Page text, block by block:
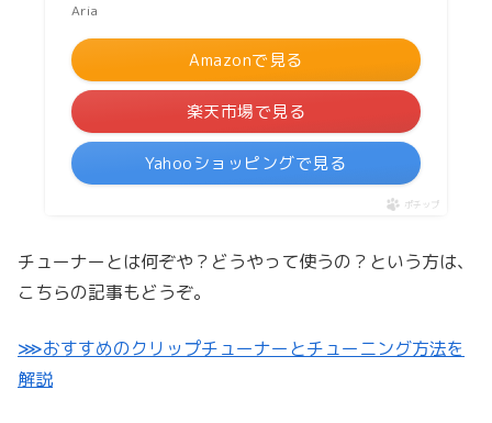
Aria
Amazonで見る
楽天市場で見る
Yahooショッピングで見る
ポチップ
チューナーとは何ぞや？どうやって使うの？という方は、
こちらの記事もどうぞ。
⋙おすすめのクリップチューナーとチューニング方法を
解説